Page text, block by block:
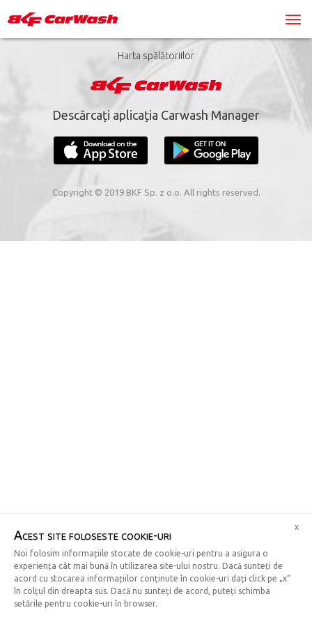
Harta spălătoriilor
Descărcați aplicația Carwash Manager
Copyright © 2019 BKF Sp. z o.o. All rights reserved.
Acest site foloseste cookie-uri
Noi folosim informațiile stocate de cookie-uri pentru a asigura o
experiența cât mai bună în utilizarea site-ului nostru. Dacă sunteți de
acord cu stocarea informațiilor conținute în cookie-uri dați click pe „x“
în colțul din dreapta sus. Dacă nu sunteți de acord, puteți schimba
setările pentru cookie-uri în browser.
x